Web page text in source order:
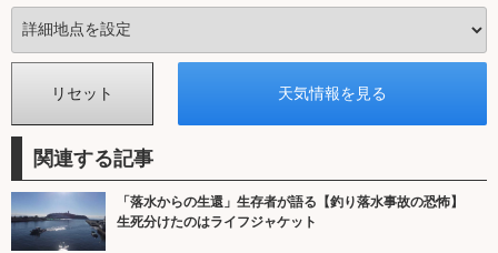
関連する記事
「落水からの生還」生存者が語る【釣り落水事故の恐怖】
生死分けたのはライフジャケット